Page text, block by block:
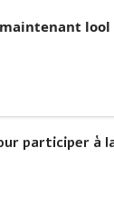
lool
participer à